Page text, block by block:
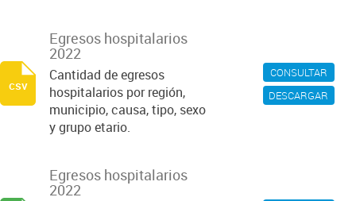
CONSULTAR
DESCARGAR
Egresos hospitalarios
2022
Cantidad de egresos
hospitalarios por región,
municipio, causa, tipo, sexo
y grupo etario.
csv
Egresos hospitalarios
2022